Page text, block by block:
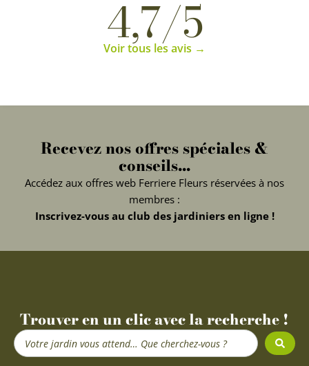
4,7/5
Voir tous les avis →
Recevez nos offres spéciales &
conseils...
Accédez aux offres web Ferriere Fleurs réservées à nos
membres :
Inscrivez-vous au club des jardiniers en ligne !
Trouver en un clic avec la recherche !
Search
...